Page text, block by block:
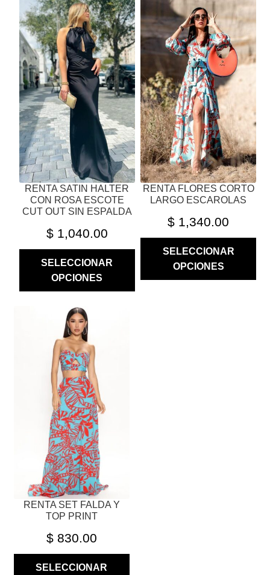
RENTA SATIN HALTER
CON ROSA ESCOTE
CUT OUT SIN ESPALDA
$1,040.00
SELECCIONAR
OPCIONES
PRODUCTO
TIENE
MÚLTIPLES
VARIANTES.
LAS
OPCIONES
SE
PUEDEN
ELEGIR
EN
LA
PÁGINA
DE
PRODUCTO
RENTA FLORES CORTO
LARGO ESCAROLAS
$ 1,340.00
SELECCIONAR
OPCIONES
PRODUCTO
TIENE
MÚLTIPLES
VARIANTES.
LAS
OPCIONES
SE
PUEDEN
ELEGIR
EN
LA
PÁGINA
DE
RENTA SET FALDA Y
TOP PRINT
$830.00
SELECCIONAR
PRODUCTO
MÚLTIPLES
VARIANTES.
OPCIONES
PUEDEN
ELEGIR
PÁGINA
DE